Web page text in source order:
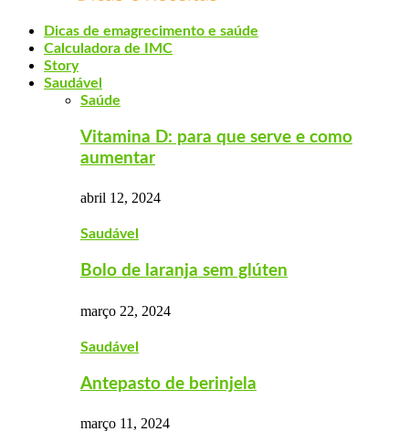
Dicas de emagrecimento e saúde
Calculadora de IMC
Story
Saudável
Saúde
Vitamina D: para que serve e como
aumentar
abril 12, 2024
Saudável
Bolo de laranja sem glúten
março 22, 2024
Saudável
Antepasto de berinjela
março 11, 2024